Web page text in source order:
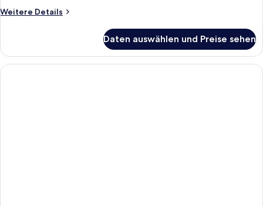
Weitere Details
Weitere
(I
was
here)
Daten auswählen und Preise sehen